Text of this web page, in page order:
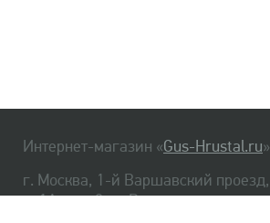
Интернет-магазин «Gus-Hrustal.ru»
г. Москва, 1-й Варшавский проезд,
д. 1А, стр. 3, м. Варшавская